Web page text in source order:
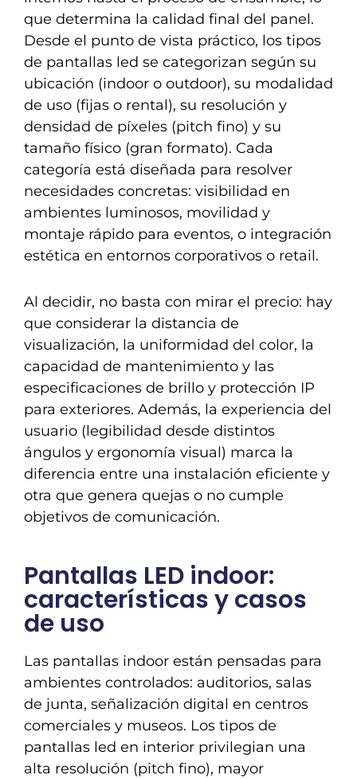
que determina la calidad final del panel.
Desde el punto de vista práctico, los tipos
de pantallas led se categorizan según su
ubicación (indoor o outdoor), su modalidad
de uso (fijas o rental), su resolución y
densidad de píxeles (pitch fino) y su
tamaño físico (gran formato). Cada
categoría está diseñada para resolver
necesidades concretas: visibilidad en
ambientes luminosos, movilidad y
montaje rápido para eventos, o integración
estética en entornos corporativos o retail.
Al decidir, no basta con mirar el precio: hay
que considerar la distancia de
visualización, la uniformidad del color, la
capacidad de mantenimiento y las
especificaciones de brillo y protección IP
para exteriores. Además, la experiencia del
usuario (legibilidad desde distintos
ángulos y ergonomía visual) marca la
diferencia entre una instalación eficiente y
otra que genera quejas o no cumple
objetivos de comunicación.
Pantallas LED indoor:
características y casos
de uso
Las pantallas indoor están pensadas para
ambientes controlados: auditorios, salas
de junta, señalización digital en centros
comerciales y museos. Los tipos de
pantallas led en interior privilegian una
alta resolución (pitch fino), mayor